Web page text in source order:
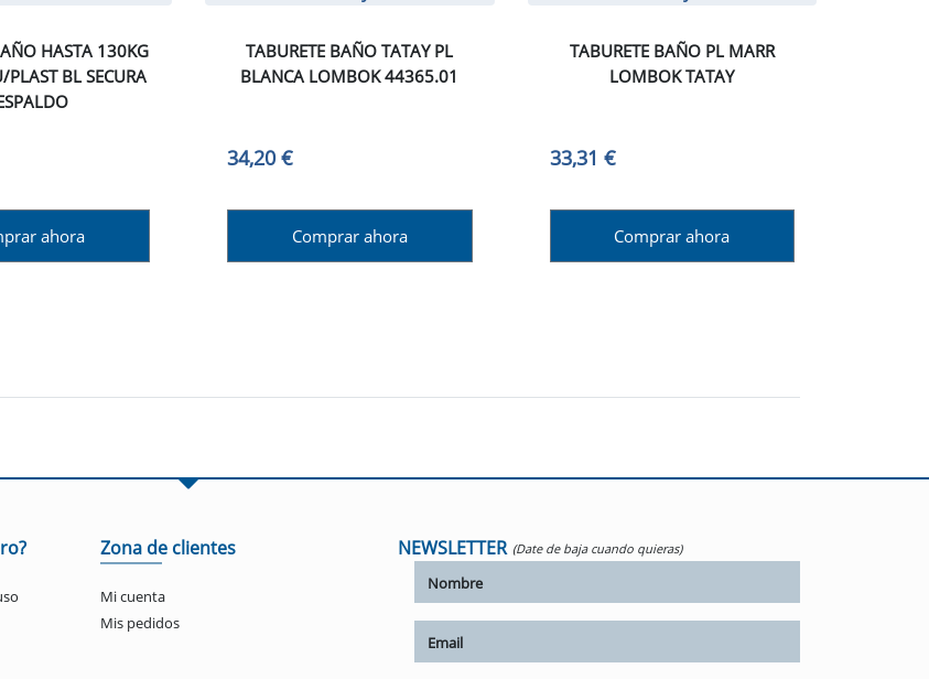
HASTA 130KG
BL SECURA
ahora
TABURETE BAÑO TATAY PL
BLANCA LOMBOK 44365.01
34,20 €
Comprar ahora
TABURETE BAÑO PL MARR
LOMBOK TATAY
33,31 €
Comprar ahora
Zona de clientes
Mi cuenta
Mis pedidos
NEWSLETTER (Date de baja cuando quieras)